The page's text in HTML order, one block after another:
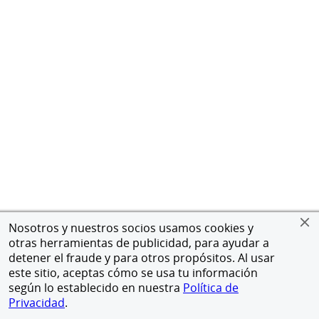
Nosotros y nuestros socios usamos cookies y
otras herramientas de publicidad, para ayudar a
detener el fraude y para otros propósitos. Al usar
este sitio, aceptas cómo se usa tu información
según lo establecido en nuestra Política de
Privacidad.